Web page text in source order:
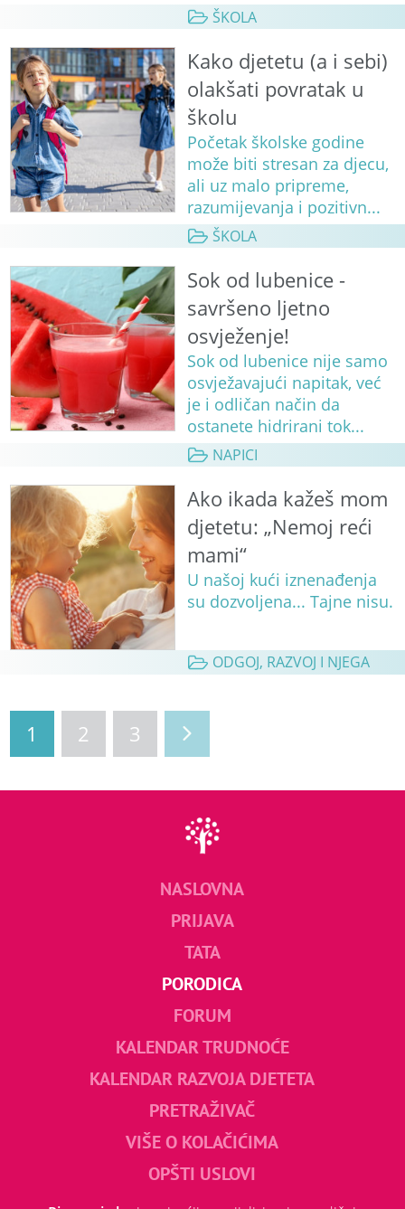
ŠKOLA
Kako djetetu (a i sebi)
olakšati povratak u
školu
Početak školske godine
može biti stresan za djecu,
ali uz malo pripreme,
razumijevanja i pozitivn...
ŠKOLA
Sok od lubenice -
savršeno ljetno
osvježenje!
Sok od lubenice nije samo
osvježavajući napitak, već
je i odličan način da
ostanete hidrirani tok...
NAPICI
Ako ikada kažeš mom
djetetu: „Nemoj reći
mami“
U našoj kući iznenađenja
su dozvoljena... Tajne nisu.
ODGOJ, RAZVOJ I NJEGA
1 2 3
NASLOVNA
PRIJAVA
TATA
PORODICA
FORUM
KALENDAR TRUDNOĆE
KALENDAR RAZVOJA DJETETA
PRETRAŽIVAČ
VIŠE O KOLAČIĆIMA
OPŠTI USLOVI